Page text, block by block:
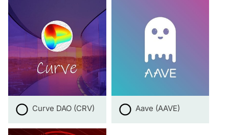
Curve DAO (CRV) Aave (AAVE)